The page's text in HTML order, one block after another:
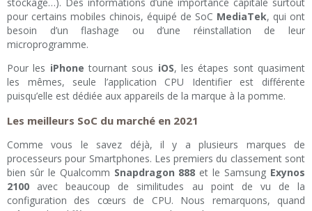
pour certains mobiles chinois, équipé de SoC MediaTek, qui ont
besoin d’un flashage ou d’une réinstallation de leur
microprogramme.
Pour les iPhone tournant sous iOS, les étapes sont quasiment
les mêmes, seule l’application CPU Identifier est différente
puisqu’elle est dédiée aux appareils de la marque à la pomme.
Les meilleurs SoC du marché en 2021
Comme vous le savez déjà, il y a plusieurs marques de
processeurs pour Smartphones. Les premiers du classement sont
bien sûr le Qualcomm Snapdragon 888 et le Samsung Exynos
2100 avec beaucoup de similitudes au point de vu de la
configuration des cœurs de CPU. Nous remarquons, quand